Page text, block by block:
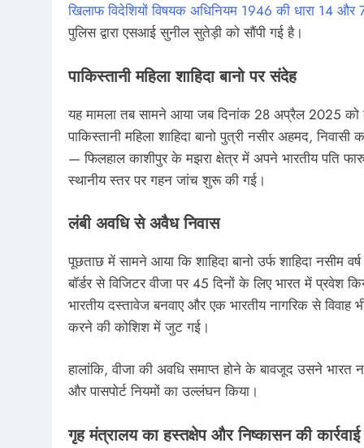
खिलाफ विदेशियों विषयक अधिनियम 1946 की धारा 14
पुलिस द्वारा एसआई सुनील सुतेड़ी को सौंपी गई है।
पाकिस्तानी महिला शाहिदा बानो पर संदेह
यह मामला तब सामने आया जब दिनांक 28 अप्रैल 2025 को
पाकिस्तानी महिला शाहिदा बानो पुत्री नसीर अहमद,
— फिलहाल काशीपुर के मझरा क्षेत्र में अपने भारतीय पति
स्थानीय स्तर पर गहन जांच शुरू की गई।
लंबी अवधि से अवैध निवास
पूछताछ में सामने आया कि शाहिदा बानो उर्फ शाहिदा
बॉर्डर से विजिटर वीजा पर 45 दिनों के लिए भारत में
भारतीय दस्तावेज बनवाए और एक भारतीय नागरिक से विवाह
करने की कोशिश में जुट गई।
हालांकि, वीजा की अवधि समाप्त होने के बावजूद उसने
और पासपोर्ट नियमों का उल्लंघन किया।
गृह मंत्रालय का हस्तक्षेप और निष्कासन की कार्रवाई